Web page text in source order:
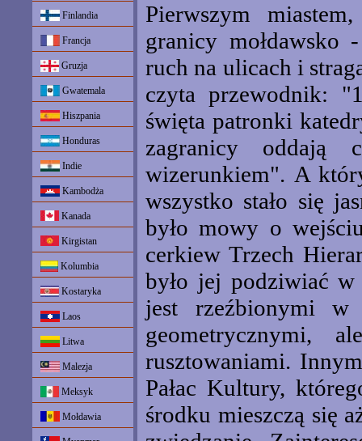
Finlandia
Francja
Gruzja
Gwatemala
Hiszpania
Honduras
Indie
Kambodża
Kanada
Kirgistan
Kolumbia
Kostaryka
Laos
Litwa
Malezja
Meksyk
Mołdawia
Pierwszym
granicy mołdawsko
ruch na ulicach i
czyta przewodnik:
święta patronki
zagranicy oddają
wizerunkiem". A
wszystko stało się
było mowy o
cerkiew Trzech
było jej podziwiać w
jest rzeźbionymi w
geometrycznymi,
rusztowaniami.
Pałac Kultury,
środku mieszczą się